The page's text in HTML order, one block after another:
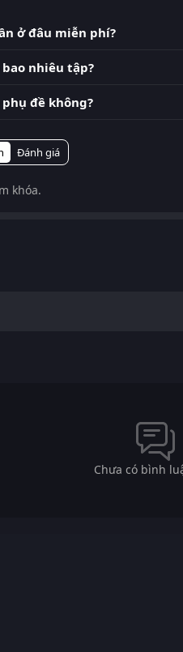
ở đâu miễn phí?
nhiêu tập?
đề không?
Đánh giá
khóa.
Chưa có bình